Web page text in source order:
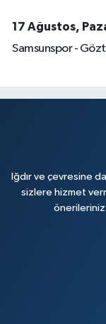
17 Ağustos,
Samsunspor -
Iğdır ve çevresine
sizlere hizmet